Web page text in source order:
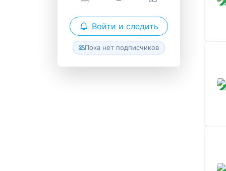
Войти и следить
Пока нет подписчиков